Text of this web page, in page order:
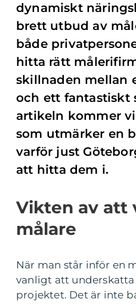
dynamiskt
brett utbud av
både
hitta rätt
skillnaden mellan
och ett fantastiskt
artikeln kommer
som utmärker en
varför just
att hitta dem i.
Vikten av att
målare
När man står inför en
vanligt att
projektet. Det är inte